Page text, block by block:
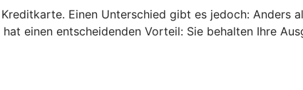
Einen Unterschied gibt es jedoch: Anders
einen entscheidenden Vorteil: Sie behalten Ihre